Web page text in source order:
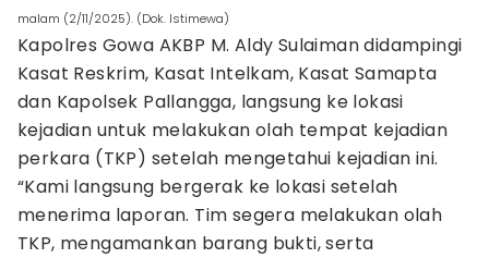
malam (2/11/2025). (Dok. Istimewa)
Kapolres Gowa AKBP M. Aldy Sulaiman didampingi
Kasat Reskrim, Kasat Intelkam, Kasat Samapta
dan Kapolsek Pallangga, langsung ke lokasi
kejadian untuk melakukan olah tempat kejadian
perkara (TKP) setelah mengetahui kejadian ini.
“Kami langsung bergerak ke lokasi setelah
menerima laporan. Tim segera melakukan olah
TKP, mengamankan barang bukti, serta